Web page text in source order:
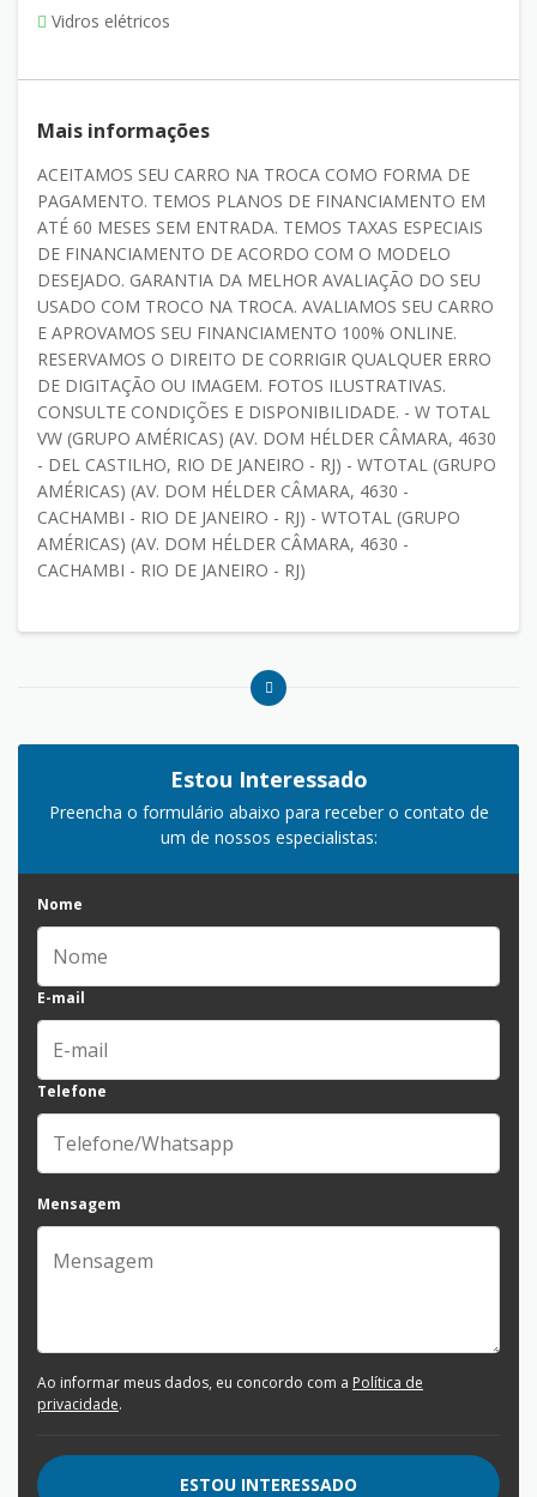
Vidros elétricos
Mais informações
ACEITAMOS SEU CARRO NA TROCA COMO FORMA DE
PAGAMENTO. TEMOS PLANOS DE FINANCIAMENTO EM
ATÉ 60 MESES SEM ENTRADA. TEMOS TAXAS ESPECIAIS
DE FINANCIAMENTO DE ACORDO COM O MODELO
DESEJADO. GARANTIA DA MELHOR AVALIAÇÃO DO SEU
USADO COM TROCO NA TROCA. AVALIAMOS SEU CARRO
E APROVAMOS SEU FINANCIAMENTO 100% ONLINE.
RESERVAMOS O DIREITO DE CORRIGIR QUALQUER ERRO
DE DIGITAÇÃO OU IMAGEM. FOTOS ILUSTRATIVAS.
CONSULTE CONDIÇÕES E DISPONIBILIDADE. - W TOTAL
VW (GRUPO AMÉRICAS) (AV. DOM HÉLDER CÂMARA, 4630
- DEL CASTILHO, RIO DE JANEIRO - RJ) - WTOTAL (GRUPO
AMÉRICAS) (AV. DOM HÉLDER CÂMARA, 4630 -
CACHAMBI - RIO DE JANEIRO - RJ) - WTOTAL (GRUPO
AMÉRICAS) (AV. DOM HÉLDER CÂMARA, 4630 -
CACHAMBI - RIO DE JANEIRO - RJ)
Estou Interessado
Preencha o formulário abaixo para receber o contato de
um de nossos especialistas:
Nome
E-mail
Telefone
Mensagem
Ao informar meus dados, eu concordo com a Política de
privacidade.
ESTOU INTERESSADO